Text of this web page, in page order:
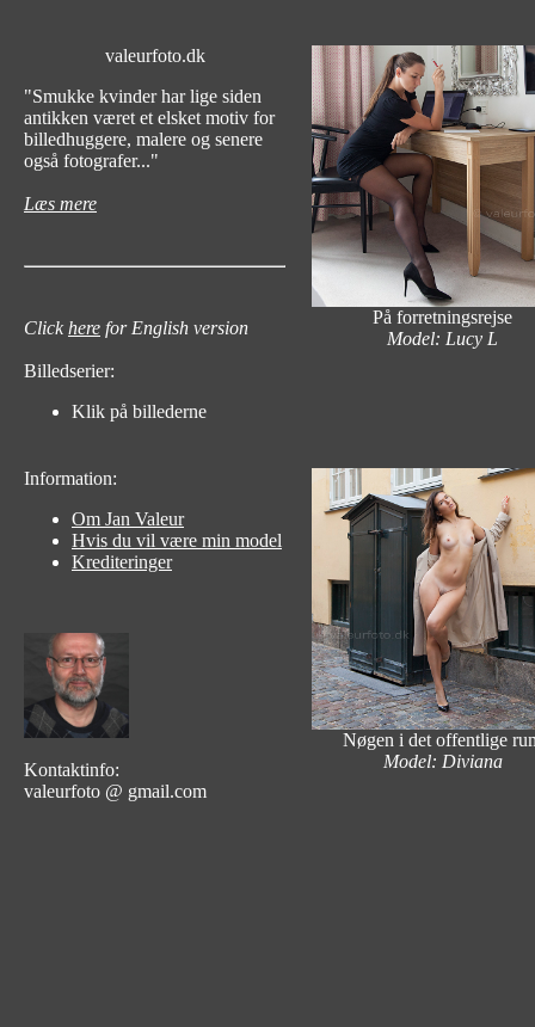
valeurfoto.dk
"Smukke kvinder har lige siden
antikken været et elsket motiv for
billedhuggere, malere og senere
også fotografer..."
Læs mere
Click here for English version
Billedserier:
Klik på billederne
På forretningsrejse
Model: Lucy L
Information:
Om Jan Valeur
Hvis du vil være min model
Krediteringer
Kontaktinfo:
valeurfoto @ gmail.com
Nøgen i det offentlige
Model: Diviana